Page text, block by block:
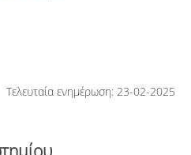
Τελευταία ενημέρωση: 23-02-2025